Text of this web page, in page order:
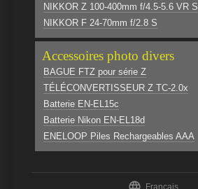
NIKKOR Z 100-400mm f/4.5-5.6 VR S
NIKKOR F 24-70mm f/2.8 S
Accessoires photo divers
BAGUE FTZ pour série Z
TÉLÉCONVERTISSEUR Z TC-2.0x
Batterie EN-EL15c
Batterie Nikon EN-EL18d
ENELOOP Piles Rechargeables AAA
Français